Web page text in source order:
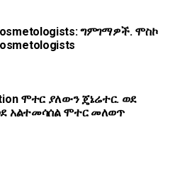
ግምገማዎች. ሞስኮ
ሞተር ያለውን ጄኔሬተር. ወደ
አልተመሳሰል ሞተር መለወጥ